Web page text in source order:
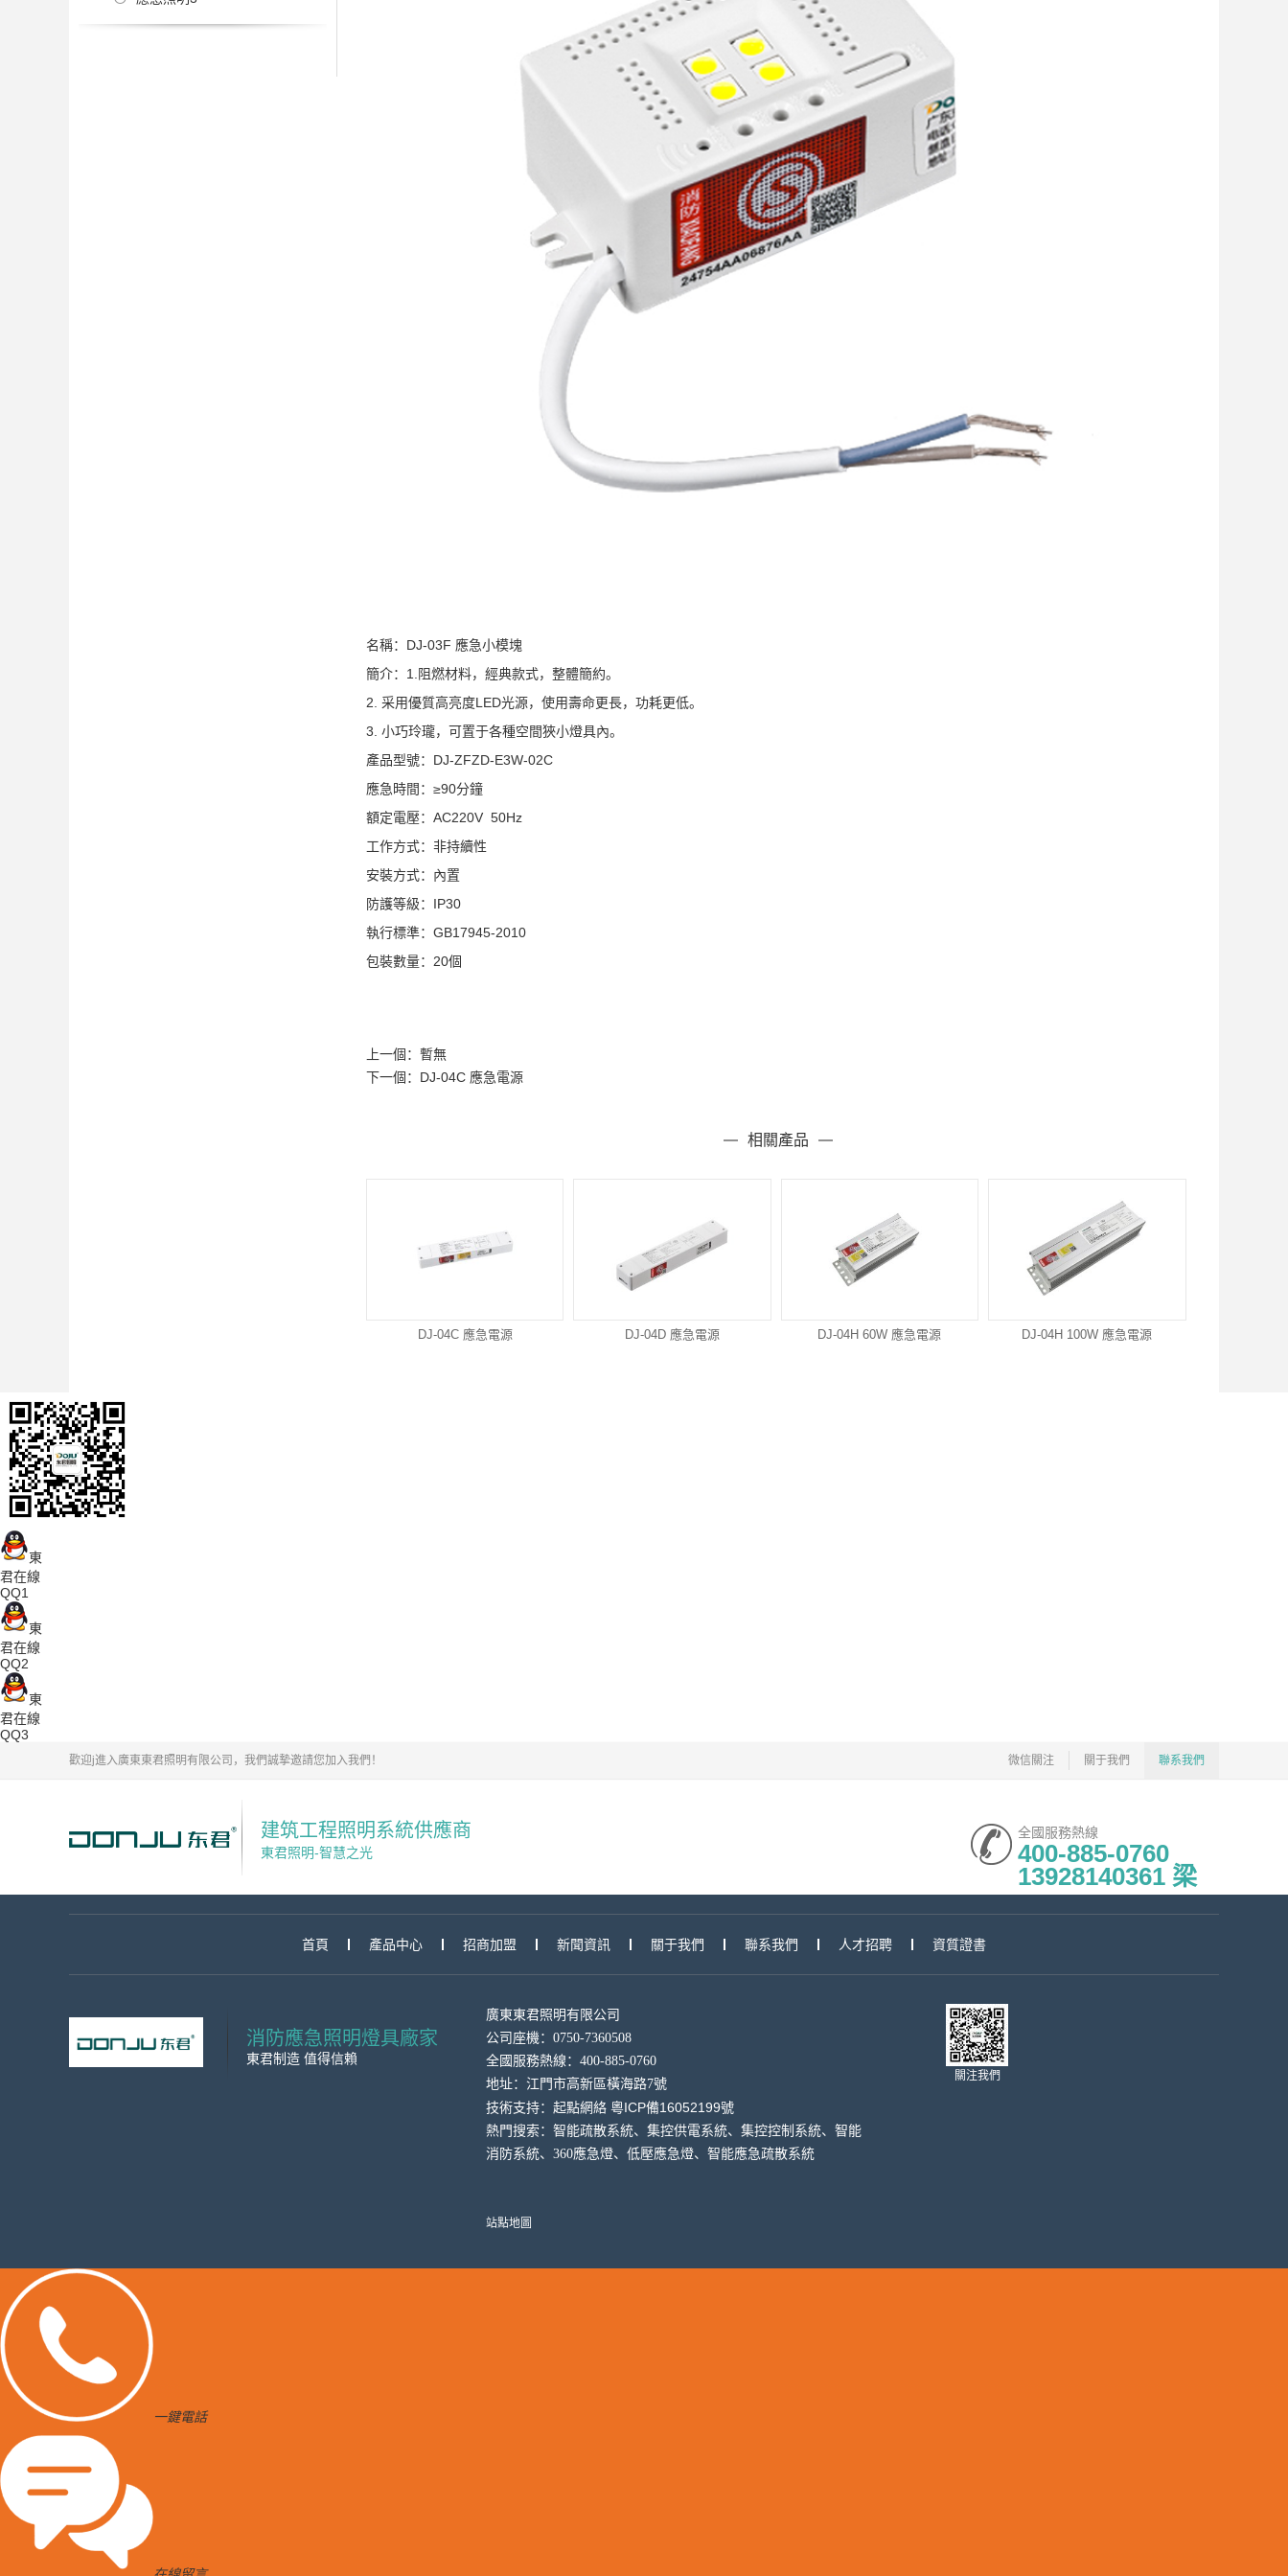
名稱：DJ-03F 應急小模塊
簡介：1.阻燃材料，經典款式，整體簡約。
2. 采用優質高亮度LED光源，使用壽命更長，功耗更低。
3. 小巧玲瓏，可置于各種空間狹小燈具內。
產品型號：DJ-ZFZD-E3W-02C
應急時間：≥90分鐘
額定電壓：AC220V 50Hz
工作方式：非持續性
安裝方式：內置
防護等級：IP30
執行標準：GB17945-2010
包裝數量：20個
上一個： 暫無
下一個： DJ-04C 應急電源
相關產品
DJ-04C 應急電源 DJ-04D 應急電源 DJ-04H 60W 應急電源 DJ-04H 100W 應急電源
東
君在線
QQ1
東
君在線
QQ2
東
君在線
QQ3
歡迎j進入廣東東君照明有限公司，我們誠摯邀請您加入我們！ 聯系我們
微信關注 關于我們
建筑工程照明系統供應商
東君照明-智慧之光
全國服務熱線
400-885-0760
13928140361 梁
首頁 產品中心 招商加盟 新聞資訊 關于我們 聯系我們 人才招聘 資質證書
消防應急照明燈具廠家
東君制造 值得信賴
廣東東君照明有限公司
公司座機：0750-7360508
全國服務熱線：400-885-0760
地址： 江門市高新區橫海路7號
技術支持： 起點網絡 粵ICP備16052199號
熱門搜索：智能疏散系統、集控供電系統、集控控制系統、智能
消防系統、360應急燈、低壓應急燈、智能應急疏散系統
站點地圖
關注我們
一鍵電話